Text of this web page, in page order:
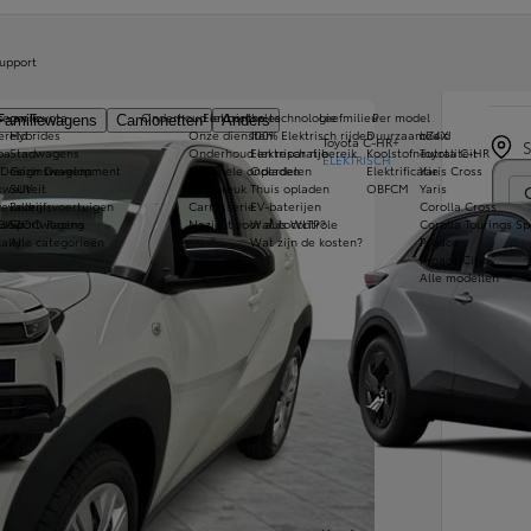
Camionetten
Anders
Toyota C-HR+
ELEKTRISCH
Hybrides
Stadwagens
Gezinswagens
SUV
Bedrijfsvoertuigen
Sportwagens
Alle categorieën
Per model
bZ4X
Toyota C-HR
Yaris Cross
Yaris
Corolla Cross
Corolla Tourings
Proace
Proace City
Alle modellen
Onderhoud en controles
Onze diensten
Onderhoud en reparatie
Originele onderdelen
Glasbreuk
Carrosserie
Nazicht voor autocontrole
Elektrische technologie
100% Elektrisch rijden
Elektrisch rijbereik
Opladen
Thuis opladen
EV-baterijen
Wat is WLTP?
Wat zijn de kosten?
van Toyota
Development
Racing
Leefmilieu
Duurzaamheid
Koolstofneutraliteit
Elektrificatie
OBFCM